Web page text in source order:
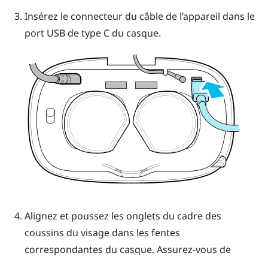
Insérez le connecteur du câble de l’appareil dans le
port USB de type C du casque.
Alignez et poussez les onglets du cadre des
coussins du visage dans les fentes
correspondantes du casque. Assurez-vous de